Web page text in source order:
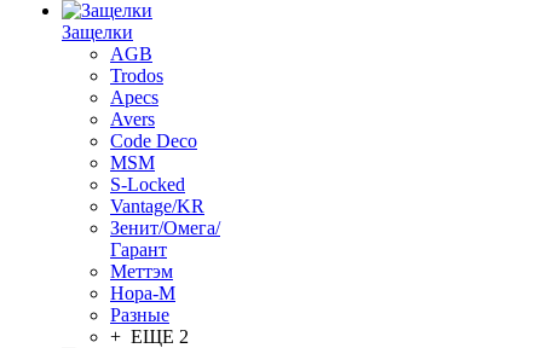
Защелки
AGB
Trodos
Apecs
Avers
Code Deco
MSM
S-Locked
Vantage/KR
Зенит/Омега/
Гарант
Меттэм
Нора-М
Разные
+ ЕЩЕ 2